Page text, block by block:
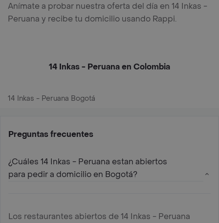
Anímate a probar nuestra oferta del día en 14 Inkas -
Peruana y recibe tu domicilio usando Rappi.
14 Inkas - Peruana en Colombia
14 Inkas - Peruana Bogotá
Preguntas frecuentes
¿Cuáles 14 Inkas - Peruana estan abiertos
para pedir a domicilio en Bogotá?
Los restaurantes abiertos de 14 Inkas - Peruana